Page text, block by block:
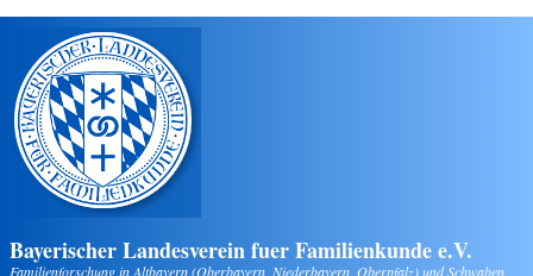
Direkt zum Inhalt
Bayerischer Landesverein fuer Familienkunde e.V.
Familienforschung in Altbayern (Oberbayern, Niederbayern, Oberpfalz) und Schwaben